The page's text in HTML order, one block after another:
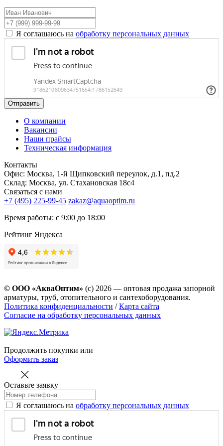
Я соглашаюсь на обработку персональных данных
Отправить
О компании
Вакансии
Наши прайсы
Техническая информация
Контакты
Офис: Москва, 1-й Щипковский переулок, д.1, пд.2
Склад: Москва, ул. Стахановская 18с4
Связаться с нами
+7 (495) 225-99-45 zakaz@aquaoptim.ru
Время работы: с 9:00 до 18:00
Рейтинг Яндекса
© ООО «АкваОптим» (с) 2026 — оптовая продажа запорной
арматуры, труб, отопительного и сантехоборудования.
Политика конфиденциальности /Карта сайта
Согласие на обработку персональных данных
Продолжить покупки или
Оформить заказ
Оставьте заявку
Я соглашаюсь на обработку персональных данных